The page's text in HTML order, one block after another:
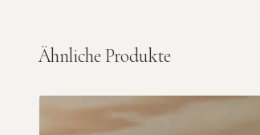
Ähnliche Produkte